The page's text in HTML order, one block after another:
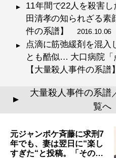
11年間で22人を殺害
田清孝の知られざる素
件の系譜】 2016.10.06
点滴に筋弛緩剤を混入
とも酷似… 大口病院「
【大量殺人事件の系
▲
大量殺人事件の系譜
覧へ
元ジャンポケ斉藤に求刑7
年でも、妻は翌日に“楽し
すぎた“と投稿。「その…